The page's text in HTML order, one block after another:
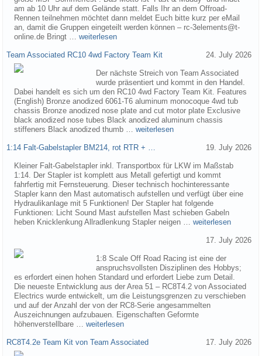
am ab 10 Uhr auf dem Gelände statt. Falls Ihr an dem Offroad-
Rennen teilnehmen möchtet dann meldet Euch bitte kurz per eMail
an, damit die Gruppen eingeteilt werden können – rc-3elements@t-
online.de Bringt … weiterlesen
Team Associated RC10 4wd Factory Team Kit 24. July 2026
Der nächste Streich von Team Associated
wurde präsentiert und kommt in den Handel.
Dabei handelt es sich um den RC10 4wd Factory Team Kit. Features
(English) Bronze anodized 6061-T6 aluminum monocoque 4wd tub
chassis Bronze anodized nose plate and cut motor plate Exclusive
black anodized nose tubes Black anodized aluminum chassis
stiffeners Black anodized thumb … weiterlesen
1:14 Falt-Gabelstapler BM214, rot RTR + … 19. July 2026
Kleiner Falt-Gabelstapler inkl. Transportbox für LKW im Maßstab
1:14. Der Stapler ist komplett aus Metall gefertigt und kommt
fahrfertig mit Fernsteuerung. Dieser technisch hochinteressante
Stapler kann den Mast automatisch aufstellen und verfügt über eine
Hydraulikanlage mit 5 Funktionen! Der Stapler hat folgende
Funktionen: Licht Sound Mast aufstellen Mast schieben Gabeln
heben Knicklenkung Allradlenkung Stapler neigen … weiterlesen
17. July 2026
1:8 Scale Off Road Racing ist eine der
anspruchsvollsten Disziplinen des Hobbys;
es erfordert einen hohen Standard und erfordert Liebe zum Detail.
Die neueste Entwicklung aus der Area 51 – RC8T4.2 von Associated
Electrics wurde entwickelt, um die Leistungsgrenzen zu verschieben
und auf der Anzahl der von der RC8-Serie angesammelten
Auszeichnungen aufzubauen. Eigenschaften Geformte
höhenverstellbare … weiterlesen
RC8T4.2e Team Kit von Team Associated 17. July 2026